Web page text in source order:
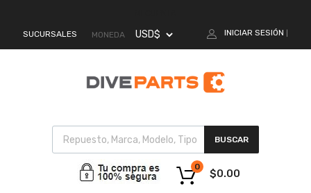
SUCURSALES MONEDA INICIAR SESIÓN
BUSCAR
$0.00
0